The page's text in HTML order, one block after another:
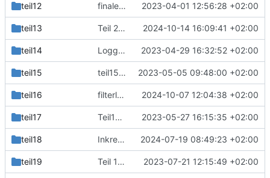
teil12 finale Version. 2023-04-01 12:56:28 +02:00
teil13 Teil 27: logging.config 2024-10-14 16:09:41 +02:00
teil14 Logging Kapitel 2023-04-29 16:32:52 +02:00
teil15 teil15 Aufräumarbeiten. 2023-05-05 09:48:00 +02:00
teil16 filterlogging.py mit log_config.json 2024-10-07 12:04:38 +02:00
teil17 Teil17 Datenbanken 2023-05-27 16:15:35 +02:00
teil18 Inkrementierung des übergebenen fib Elemts rausgenommen. 2024-07-19 08:49:23 +02:00
teil19 Teil 19 Flask. 2023-07-21 12:15:49 +02:00